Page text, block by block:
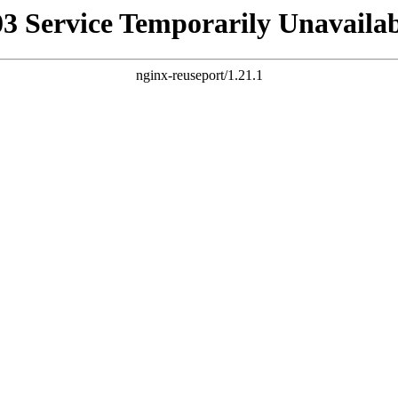
Service Temporarily
nginx-reuseport/1.21.1